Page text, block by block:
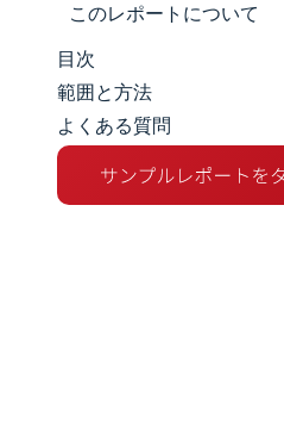
このレポートについて
市場規模とシェア
市場分析
トレンドとインサイト
目次
範囲と方法
よくある質問